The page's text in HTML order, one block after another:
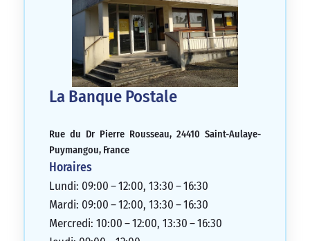
La Banque Postale
Rue du Dr Pierre Rousseau, 24410 Saint-Aulaye-
Puymangou, France
Horaires
Lundi: 09:00 – 12:00, 13:30 – 16:30
Mardi: 09:00 – 12:00, 13:30 – 16:30
Mercredi: 10:00 – 12:00, 13:30 – 16:30